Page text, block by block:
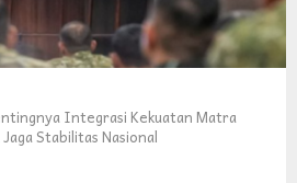
Integrasi Kekuatan Matra
Stabilitas Nasional